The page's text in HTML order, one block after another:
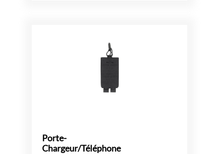
Porte-
Chargeur/Téléphone